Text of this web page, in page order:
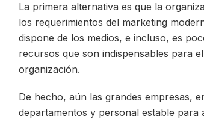
La primera alternativa es que la
los requerimientos del marketing
dispone de los medios, e incluso, es
recursos que son indispensables para
organización.
De hecho, aún las grandes empresas,
departamentos y personal estable